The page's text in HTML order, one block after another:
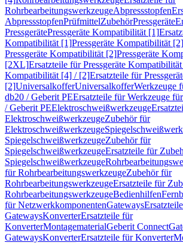
RohrbearbeitungswerkzeugeAbpressstopfen
AbpressstopfenPrüfmittelZubehörPressgeräte
PressgerätePressgeräte Kompatibilität [1]
Kompatibilität [1]Pressgeräte Kompatibilität [2]
Pressgeräte Kompatibilität [2]Pressgeräte
[2XL]Ersatzteile für Pressgeräte
Kompatibilität [4] / [2]Ersatzteile für
[2]UniversalkofferUniversalkofferWerkzeuge
db20 / Geberit PEErsatzteile für Werkzeuge
/ Geberit PEElektroschweißwerkzeuge
ElektroschweißwerkzeugeZubehör für
Elektroschweißwerkzeuge
SpiegelschweißwerkzeugeZubehör für
SpiegelschweißwerkzeugeErsatzteile für
Spiegelschweißwerkzeuge
für RohrbearbeitungswerkzeugeZubehör für
RohrbearbeitungswerkzeugeErsatzteile für
RohrbearbeitungswerkzeugeBedienhilfen
für NetzwerkkomponentenGateways
GatewaysKonverterErsatzteile für
KonverterMontagematerialGeberit Connect
GatewaysKonverterErsatzteile für Konverter